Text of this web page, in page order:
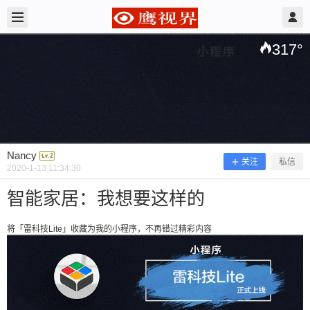
317°
Nancy
2020-1-13 11:34:30
关注 私信
智能家居：我想要这样的
将「雷科技Lite」收藏为我的小程序，不再错过精彩内容
Nancy @ 鹰视界 2020/1/13
智能家居：我想要这样的
将「雷科技Lite」收藏为我的小程序，不再错过精彩